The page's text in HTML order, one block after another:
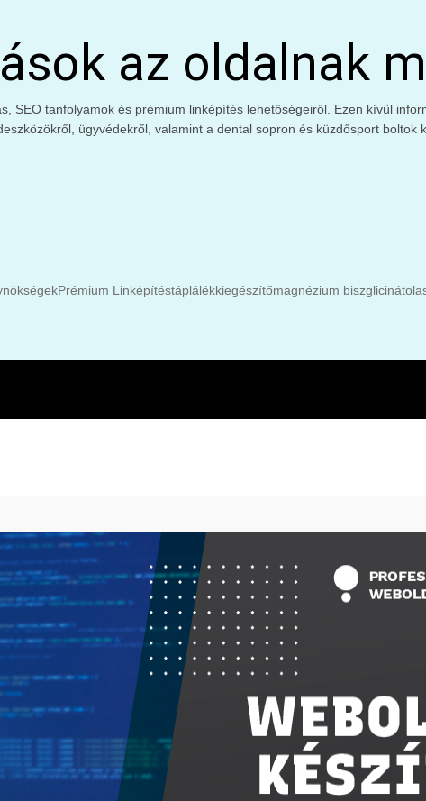
az oldalnak
SEO tanfolyamok és prémium linképítés lehetőségeiről. Ezen kívül
ügyvédekről, valamint a dental sopron és küzdősport boltok
Prémium Linképítéstáplálékkiegészítőmagnézium biszglicinát